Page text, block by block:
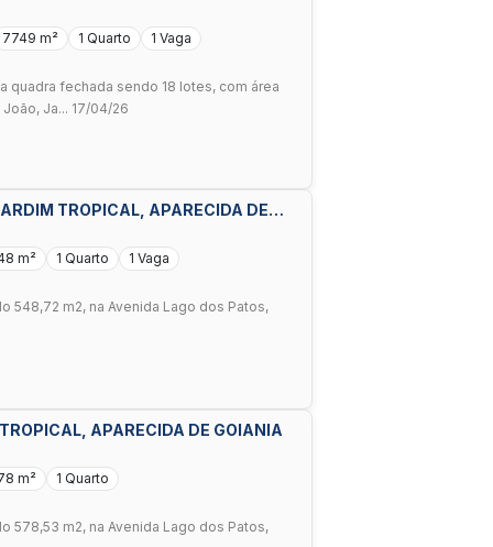
7749 m² 1 Quarto 1 Vaga
quadra fechada sendo 18 lotes, com área
Ja... 17/04/26
TROPICAL, APARECIDA DE
m² 1 Quarto 1 Vaga
548,72 m2, na Avenida Lago dos Patos,
APARECIDA DE GOIANIA
m² 1 Quarto
578,53 m2, na Avenida Lago dos Patos,